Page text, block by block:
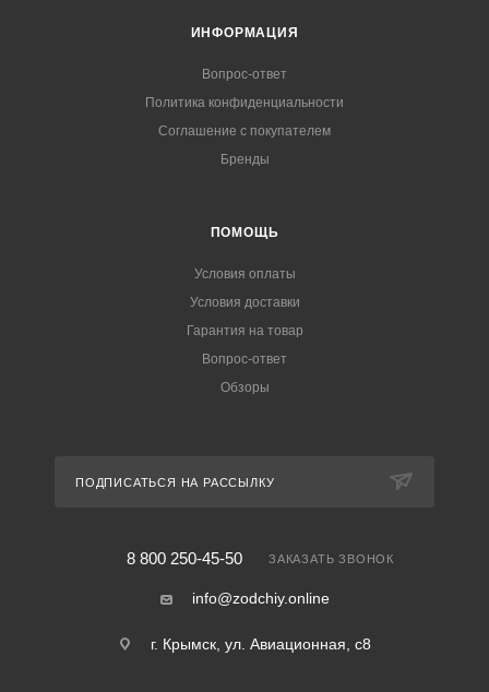
ИНФОРМАЦИЯ
Вопрос-ответ
Политика конфиденциальности
Соглашение с покупателем
Бренды
ПОМОЩЬ
Условия оплаты
Условия доставки
Гарантия на товар
Вопрос-ответ
Обзоры
ПОДПИСАТЬСЯ НА РАССЫЛКУ
8 800 250-45-50 ЗАКАЗАТЬ ЗВОНОК
info@zodchiy.online
г. Крымск, ул. Авиационная, с8